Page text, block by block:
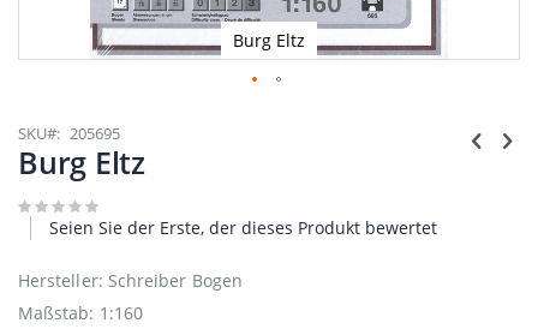
Burg Eltz
Anfang
der
Bildgalerie
SKU 205695
Burg Eltz
Seien Sie der Erste, der dieses Produkt bewertet
Hersteller: Schreiber Bogen
Maßstab: 1:160